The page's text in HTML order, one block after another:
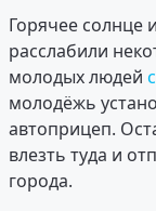
Горячее солнце
расслабили
молодых людей
молодёжь
автоприцеп.
влезть туда и
города.